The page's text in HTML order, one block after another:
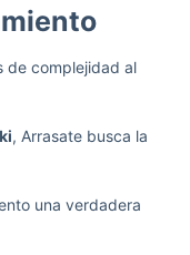
de complejidad al
, Arrasate busca la
una verdadera